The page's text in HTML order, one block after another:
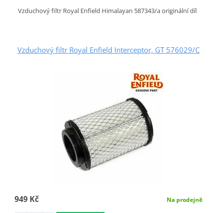
Vzduchový filtr Royal Enfield Himalayan 587343/a originální díl
Vzduchový filtr Royal Enfield Interceptor, GT 576029/C
949 Kč Na prodejně